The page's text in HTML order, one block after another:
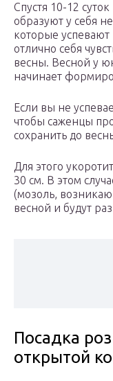
Спустя 10-12
образуют у себя
которые успевают
отлично себя
весны. Весной у
начинает
Если вы не
чтобы саженцы
сохранить до
Для этого
30 см. В этом
(мозоль,
весной и будут
Посадка
открытой